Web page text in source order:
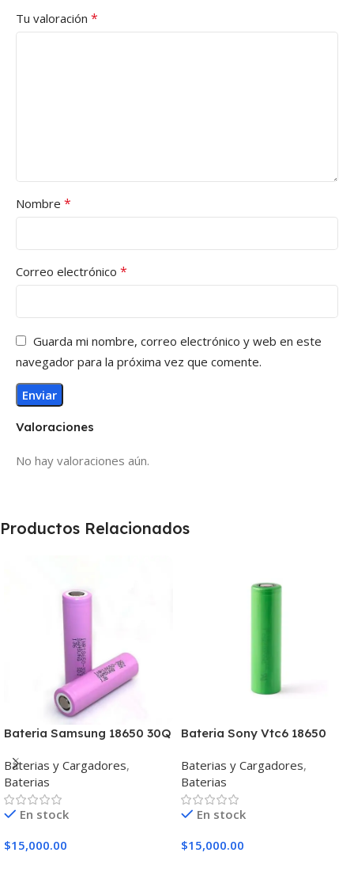
Valoraciones
No hay valoraciones aún.
Tu valoración *
Nombre *
Correo electrónico *
Guarda mi nombre, correo electrónico y web en este
navegador para la próxima vez que comente.
Productos Relacionados
Bateria Samsung 18650 30Q
Baterias y Cargadores,
Baterias
En stock
$15,000.00
Bateria Sony Vtc6 18650
Baterias y Cargadores,
Baterias
En stock
$15,000.00